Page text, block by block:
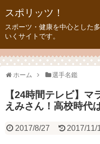
スポリッツ！
スポーツ・健康を中心とした
いくサイトです。
ホーム 選手名鑑
【24時間テレビ】
えみさん！高校時代
2017/8/27 2017/11/